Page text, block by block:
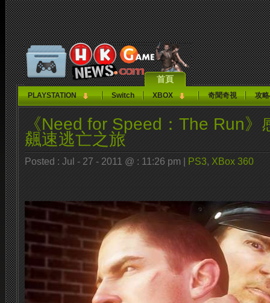
首頁
PLAYSTATION Switch XBOX 奇聞奇視 攻
《Nee​​d for Speed​​：The Run》
飆速逃亡之旅
Posted : Jul - 27 - 2011 @ : 11:26 pm | PS3, XBox 360